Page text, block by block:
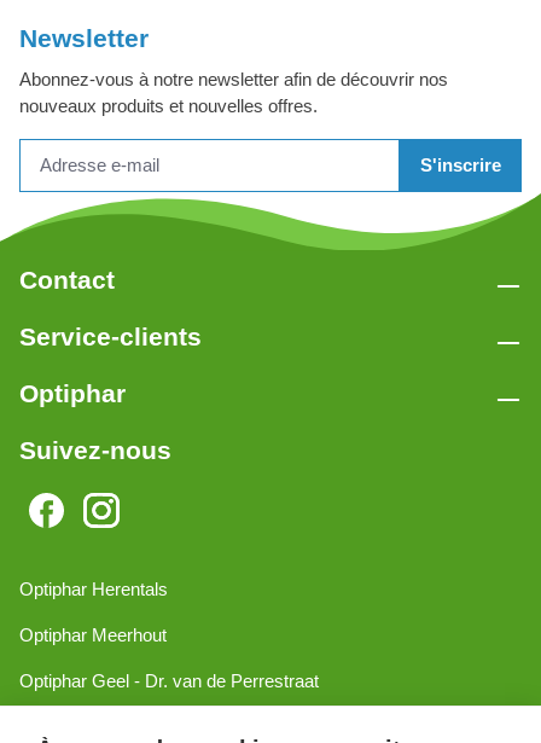
Newsletter
Abonnez-vous à notre newsletter afin de découvrir nos
nouveaux produits et nouvelles offres.
S'inscrire
Contact
Service-clients
Optiphar
Suivez-nous
Optiphar Herentals
Optiphar Meerhout
Optiphar Geel - Dr. van de Perrestraat